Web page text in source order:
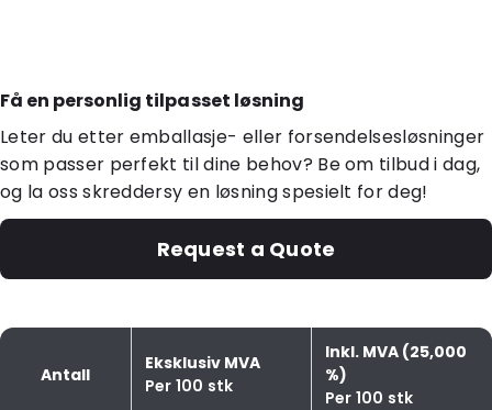
Få en personlig tilpasset løsning
Leter du etter emballasje- eller forsendelsesløsninger
som passer perfekt til dine behov? Be om tilbud i dag,
og la oss skreddersy en løsning spesielt for deg!
Request a Quote
Antall
Eksklusiv MVA
Per 100 stk
Inkl. MVA (25,000
%)
Per 100 stk